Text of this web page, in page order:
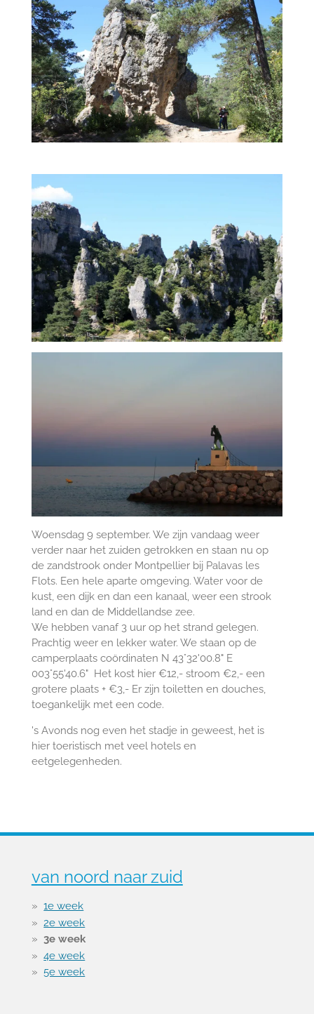
Woensdag 9 september. We zijn vandaag weer
verder naar het zuiden getrokken en staan nu op
de zandstrook onder Montpellier bij Palavas les
Flots. Een hele aparte omgeving. Water voor de
kust, een dijk en dan een kanaal, weer een strook
land en dan de Middellandse zee.
We hebben vanaf 3 uur op het strand gelegen.
Prachtig weer en lekker water. We staan op de
camperplaats coördinaten N 43°32'00.8" E
003°55'40.6" Het kost hier €12,- stroom €2,- een
grotere plaats + €3,- Er zijn toiletten en douches,
toegankelijk met een code.
's Avonds nog even het stadje in geweest, het is
hier toeristisch met veel hotels en
eetgelegenheden.
van noord naar zuid
1e week
2e week
3e week
4e week
5e week